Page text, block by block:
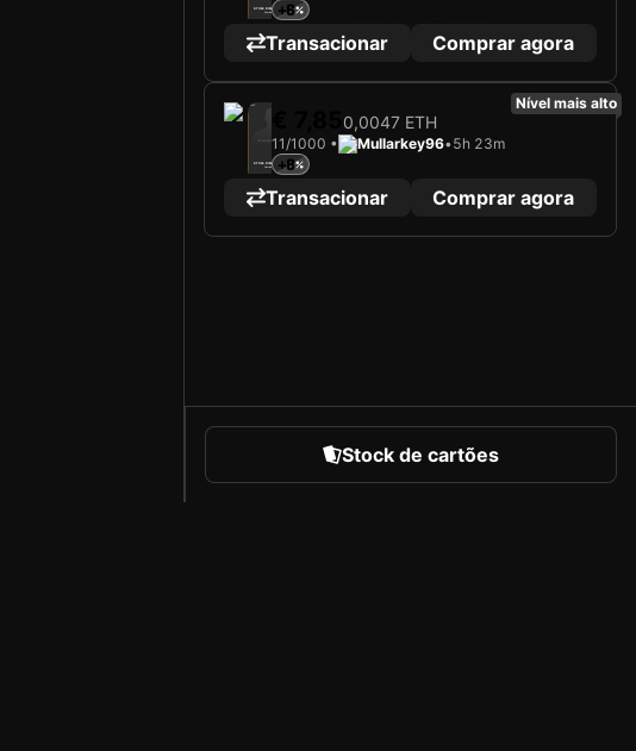
STOLE DIMITRIEVSKI
Guarda-redes+6
Transacionar Comprar agora
Nível mais alto
2025
STOLE DIMITRIEVSKI
Guarda-redes
A carregar cartão...
0,0047 ETH
11/1000 • Mullarkey96•5h 23m
+8
Transacionar Comprar agora
Stock de cartões